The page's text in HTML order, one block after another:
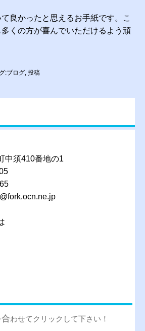
良かったと思えるお手紙です。こ
くの方が喜んでいただけるよう頑
:ブログ, 投稿
中須410番地の1
合わせてクリックして下さい！